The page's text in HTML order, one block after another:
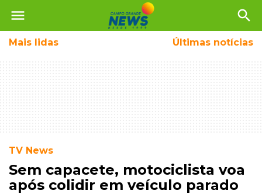
menu search
Mais lidas Últimas notícias
TV News
Sem capacete, motociclista voa
após colidir em veículo parado